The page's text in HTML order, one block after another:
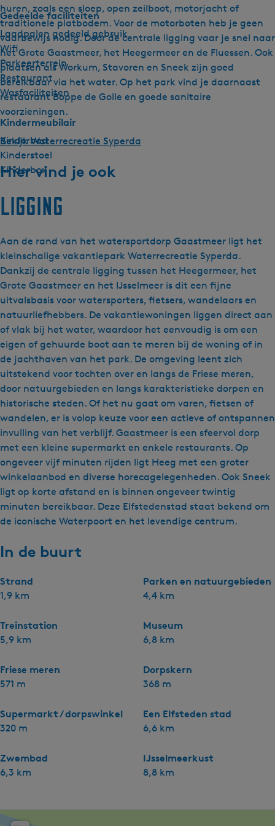
Gedeelde faciliteiten
Laadpalen gedeeld gebruik
Wifi
Parkeerterrein
Restaurant
Wasfaciliteiten
Kindermeubilair
Kinderbed
Kinderstoel
Kinderbox
huren, zoals een sloep, open zeilboot, motorjacht of
traditionele platbodem. Voor de motorboten heb je geen
vaarbewijs nodig. Door de centrale ligging vaar je snel naar
het Grote Gaastmeer, het Heegermeer en de Fluessen. Ook
plaatsen als Workum, Stavoren en Sneek zijn goed
bereikbaar via het water. Op het park vind je daarnaast
restaurant Boppe de Golle en goede sanitaire
voorzieningen.
Bekijk Waterrecreatie Syperda
Hier vind je ook
Ligging
Aan de rand van het watersportdorp Gaastmeer ligt het
kleinschalige vakantiepark Waterrecreatie Syperda.
Dankzij de centrale ligging tussen het Heegermeer, het
Grote Gaastmeer en het IJsselmeer is dit een fijne
uitvalsbasis voor watersporters, fietsers, wandelaars en
natuurliefhebbers. De vakantiewoningen liggen direct aan
of vlak bij het water, waardoor het eenvoudig is om een
eigen of gehuurde boot aan te meren bij de woning of in
de jachthaven van het park. De omgeving leent zich
uitstekend voor tochten over en langs de Friese meren,
door natuurgebieden en langs karakteristieke dorpen en
historische steden. Of het nu gaat om varen, fietsen of
wandelen, er is volop keuze voor een actieve of ontspannen
invulling van het verblijf. Gaastmeer is een sfeervol dorp
met een kleine supermarkt en enkele restaurants. Op
ongeveer vijf minuten rijden ligt Heeg met een groter
winkelaanbod en diverse horecagelegenheden. Ook Sneek
ligt op korte afstand en is binnen ongeveer twintig
minuten bereikbaar. Deze Elfstedenstad staat bekend om
de iconische Waterpoort en het levendige centrum.
In de buurt
Strand
1,9 km
Parken en natuurgebieden
4,4 km
Treinstation
5,9 km
Museum
6,8 km
Friese meren
571 m
Dorpskern
368 m
Supermarkt / dorpswinkel
320 m
Een Elfsteden stad
6,6 km
Zwembad
6,3 km
IJsselmeerkust
8,8 km